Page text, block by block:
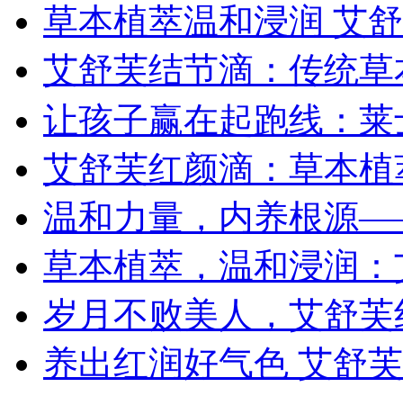
草本植萃温和浸润 艾
艾舒芙结节滴：传统
让孩子赢在起跑线：
艾舒芙红颜滴：草本
温和力量，内养根源
草本植萃，温和浸润
岁月不败美人，艾舒
养出红润好气色 艾舒